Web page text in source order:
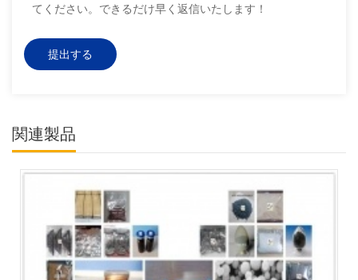
てください。できるだけ早く返信いたします！
関連製品